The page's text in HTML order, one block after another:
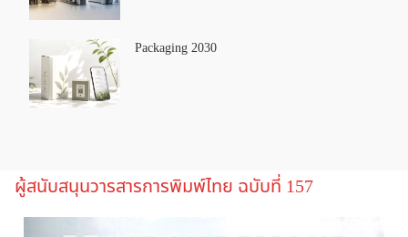
Packaging 2030
ผู้สนับสนุนวารสารการพิมพ์ไทย ฉบับที่ 157